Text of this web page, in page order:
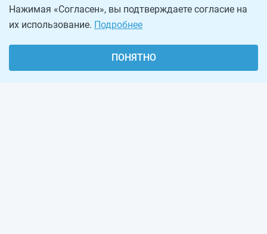
Нажимая «Согласен», вы подтверждаете согласие на
их использование. Подробнее
ПОНЯТНО